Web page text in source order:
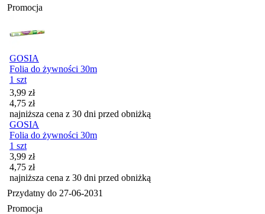
Promocja
GOSIA
Folia do żywności 30m
1 szt
Cena promocyjna
3,99 zł
4,75 zł
najniższa cena z 30 dni przed obniżką
GOSIA
Folia do żywności 30m
1 szt
Cena promocyjna
3,99 zł
4,75 zł
najniższa cena z 30 dni przed obniżką
Przydatny do 27-06-2031
Promocja